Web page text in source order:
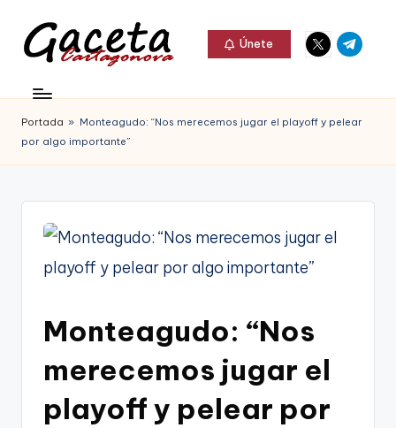
Saltar
contenido
c
e
t
Gaceta
Cartagonova,
La
que
informa
Cartagena,
Cartagena,
Únete
Elemento
del
Elemento
del
Portada » Monteagudo: “Nos merecemos jugar el playoff y pelear
por algo importante”
Monteagudo: “Nos
merecemos jugar el
playoff y pelear por